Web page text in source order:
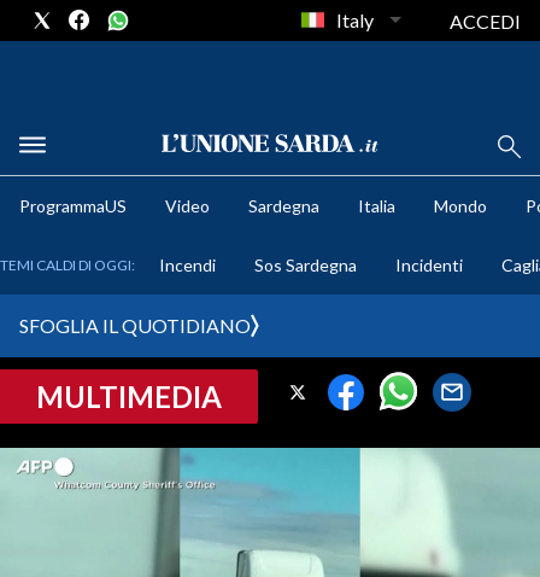
METEO
CRONACA SARDEGNA
PROVINCIA DI CAGLIARI
MEDIO CAMPIDANO
Italy ACCEDI
ProgrammaUS Video Sardegna Italia Mondo
TEMI CALDI DI OGGI: Incendi Sos Sardegna Incidenti
SFOGLIA IL QUOTIDIANO
MULTIMEDIA